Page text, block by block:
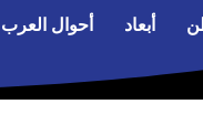
أبعاد أحوال العرب